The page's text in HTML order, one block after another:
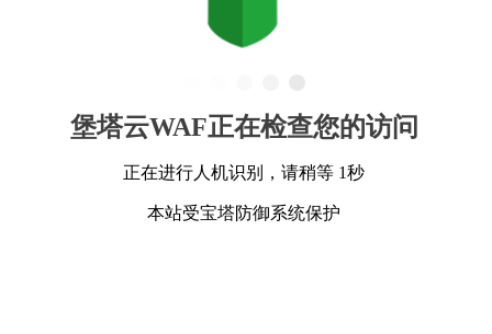
堡塔云WAF正在检查您的访问
正在进行人机识别，请稍等 1秒
本站受宝塔防御系统保护